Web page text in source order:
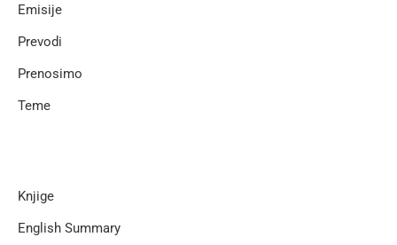
Emisije
Prevodi
Prenosimo
Teme
Knjige
English Summary